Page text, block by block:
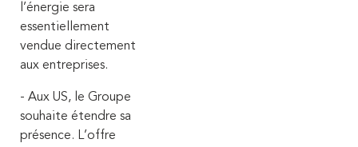
l’énergie sera
essentiellement
vendue directement
aux entreprises.
- Aux US, le Groupe
souhaite étendre sa
présence. L’offre